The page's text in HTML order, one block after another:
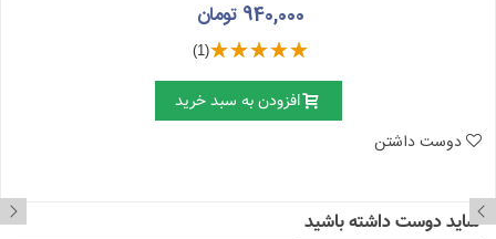
940,000 تومان
(1)
افزودن به سبد خرید
دوست داشتن
شاید دوست داشته باشید